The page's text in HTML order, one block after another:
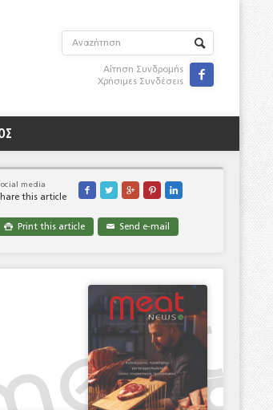
Αίτηση Συνδρομής
Χρήσιμες Συνδέσεις

media
this article
    
 Print this article ✉ Send e-mail